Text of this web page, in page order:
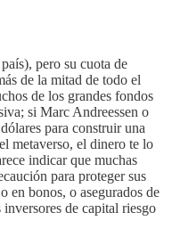
pero su cuota de
de la mitad de todo el
de los grandes fondos
si Marc Andreessen o
para construir una
metaverso, el dinero te lo
indicar que muchas
para proteger sus
en bonos, o asegurados de
de capital riesgo